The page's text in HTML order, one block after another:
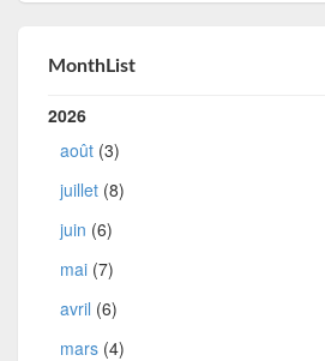
MonthList
2026
août (3)
juillet (8)
juin (6)
mai (7)
avril (6)
mars (4)